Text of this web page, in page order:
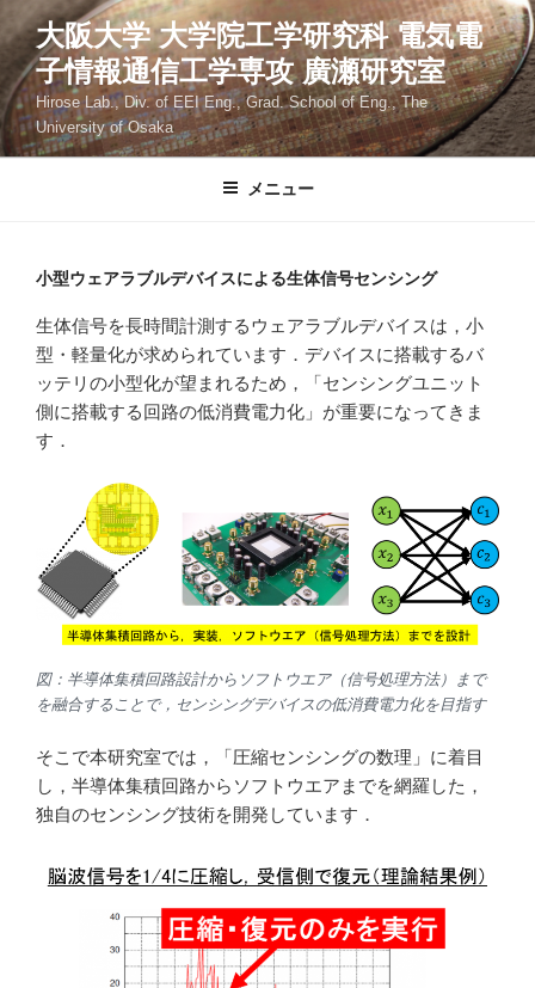
ン
ン
ツ
へ
大阪大学 大学院工学研究科 電気電
子情報通信工学専攻 廣瀬研究室
Hirose Lab., Div. of EEI Eng., Grad. School of Eng., The
University of Osaka
メニュー
小型ウェアラブルデバイスによる生体信号センシング
生体信号を長時間計測するウェアラブルデバイスは，小
型・軽量化が求められています．デバイスに搭載するバ
ッテリの小型化が望まれるため，「センシングユニット
側に搭載する回路の低消費電力化」が重要になってきま
す．
図：半導体集積回路設計からソフトウエア（信号処理方法）まで
を融合することで，センシングデバイスの低消費電力化を目指す
そこで本研究室では，「圧縮センシングの数理」に着目
し，半導体集積回路からソフトウエアまでを網羅した，
独自のセンシング技術を開発しています．